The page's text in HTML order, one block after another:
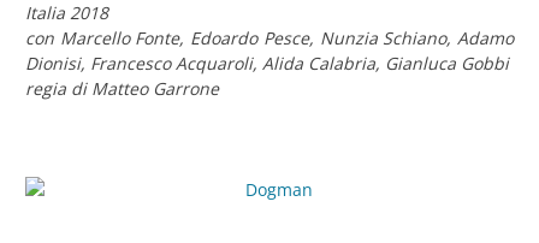
Italia 2018
con Marcello Fonte, Edoardo Pesce, Nunzia Schiano, Adamo
Dionisi, Francesco Acquaroli, Alida Calabria, Gianluca Gobbi
regia di Matteo Garrone